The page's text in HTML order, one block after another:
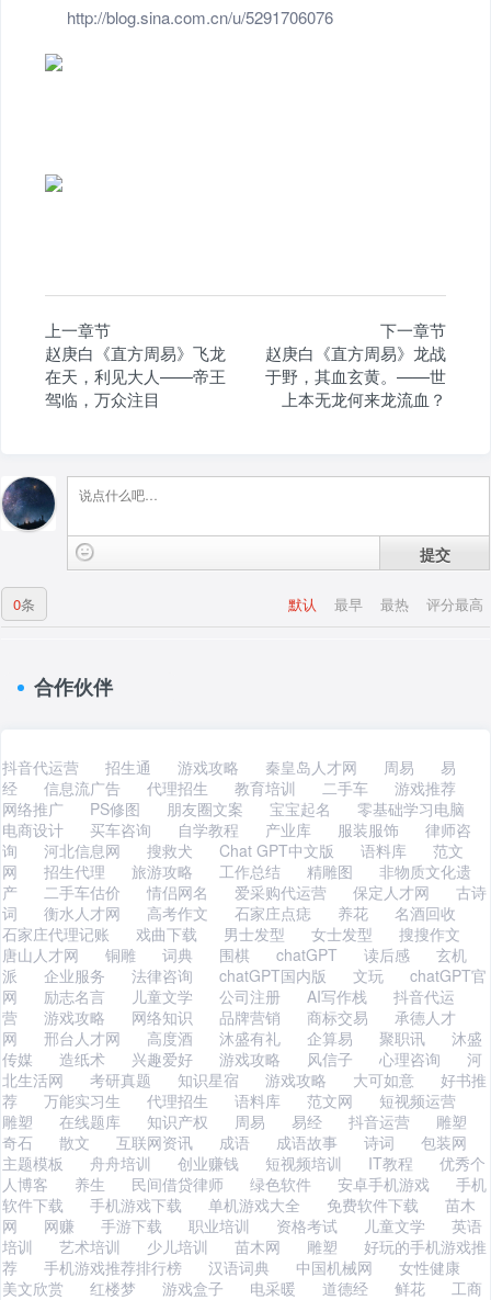
http://blog.sina.com.cn/u/5291706076
上一章节
赵庚白《直方周易》飞龙
在天，利见大人——帝王
驾临，万众注目
下一章节
赵庚白《直方周易》龙战
于野，其血玄黄。——世
上本无龙何来龙流血？
提交
默认 最早 最热 评分最高
0条
合作伙伴
抖音代运营 招生通 游戏攻略 秦皇岛人才网 周易
易
经
信息流广告 代理招生 教育培训 二手车
游戏推荐
网络推广
PS修图 朋友圈文案 宝宝起名
零基础学习电脑
电商设计
买车咨询 自学教程 产业库 服装服饰
律师咨
询
河北信息网 搜救犬 Chat GPT中文版 语料库
范文
网
招生代理 旅游攻略 工作总结 精雕图
非物质文化遗
产
二手车估价 情侣网名 爱采购代运营 保定人才网
古诗
词
衡水人才网 高考作文 石家庄点痣 养花
名酒回收
石家庄代理记账
戏曲下载 男士发型 女士发型
搜搜作文
唐山人才网
铜雕 词典 围棋 chatGPT 读后感
玄机
派
企业服务 法律咨询 chatGPT国内版 文玩
chatGPT官
网
励志名言 儿童文学 公司注册 AI写作栈
抖音代运
营
游戏攻略 网络知识 品牌营销 商标交易
承德人才
网
邢台人才网 高度酒 沐盛有礼 企算易 聚职讯
沐盛
传媒
造纸术 兴趣爱好 游戏攻略 风信子 心理咨询
河
北生活网
考研真题 知识星宿 游戏攻略 大可如意
好书推
荐
万能实习生 代理招生 语料库 范文网
短视频运营
雕塑
在线题库 知识产权 周易 易经 抖音运营
雕塑
奇石
散文 互联网资讯 成语 成语故事 诗词
包装网
主题模板
舟舟培训 创业赚钱 短视频培训 IT教程
优秀个
人博客
养生 民间借贷律师 绿色软件 安卓手机游戏
手机
软件下载
手机游戏下载 单机游戏大全 免费软件下载
苗木
网
网赚 手游下载 职业培训 资格考试 儿童文学
英语
培训
艺术培训 少儿培训 苗木网 雕塑
好玩的手机游戏推
荐
手机游戏推荐排行榜 汉语词典 中国机械网
女性健康
美文欣赏
红楼梦 游戏盒子 电采暖 道德经 鲜花
工商